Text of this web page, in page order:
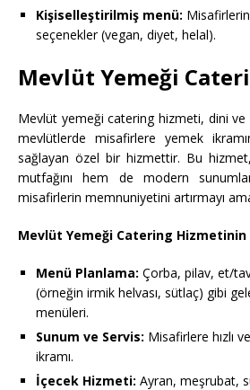
Kişiselleştirilmiş menü:
seçenekler (vegan, diyet, helal).
Mevlüt Yemeği
Mevlüt yemeği catering hizmeti, dini
mevlütlerde misafirlere yemek
sağlayan özel bir hizmettir. Bu
mutfağını hem de modern
misafirlerin memnuniyetini artırmayı
Mevlüt Yemeği Catering Hizmetinin
Menü Planlama: Çorba, pilav, et/
(örneğin irmik helvası, sütlaç) gibi
menüleri.
Sunum ve Servis: Misafirlere hızlı
ikramı.
İçecek Hizmeti: Ayran, meşrubat,